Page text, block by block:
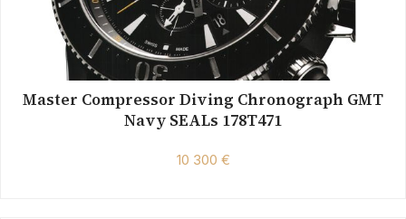
Master Compressor Diving Chronograph GMT
Navy SEALs 178T471
10 300 €